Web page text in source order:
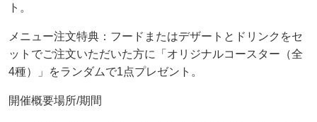
ト。
メニュー注文特典：フードまたはデザートとドリンクをセ
ットでご注文いただいた方に「オリジナルコースター（全
4種）」をランダムで1点プレゼント。
開催概要場所/期間